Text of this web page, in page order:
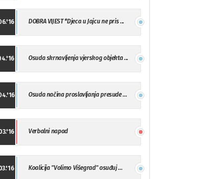
DOBRA VIJEST *Djeca u Jajcu ne pris ...
Osuda skrnavljenja vjerskog objekta ...
Osuda načina proslavljanja presude ...
Verbalni napad
Koalicija "Volimo Višegrad" osuđuj ...